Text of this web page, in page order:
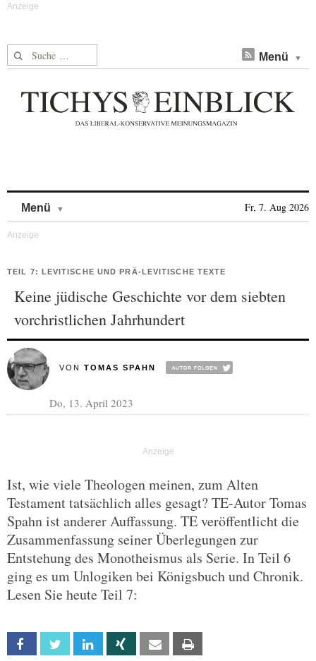
Suche nach: Menü
Menü Fr, 7. Aug 2026
TEIL 7: LEVITISCHE UND PRÄ-LEVITISCHE TEXTE
Keine jüdische Geschichte vor dem siebten
vorchristlichen Jahrhundert
VON TOMAS SPAHN
Do, 13. April 2023
Ist, wie viele Theologen meinen, zum Alten
Testament tatsächlich alles gesagt? TE-Autor Tomas
Spahn ist anderer Auffassung. TE veröffentlicht die
Zusammenfassung seiner Überlegungen zur
Entstehung des Monotheismus als Serie. In Teil 6
ging es um Unlogiken bei Königsbuch und Chronik.
Lesen Sie heute Teil 7:
Facebook Twitter Linkedin Xing Email